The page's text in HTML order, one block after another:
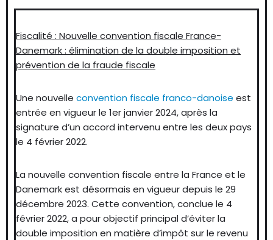
Fiscalité : Nouvelle convention fiscale France-
Danemark : élimination de la double imposition et
prévention de la fraude fiscale
Une nouvelle convention fiscale franco-danoise est
entrée en vigueur le 1er janvier 2024, après la
signature d’un accord intervenu entre les deux pays
le 4 février 2022.
La nouvelle convention fiscale entre la France et le
Danemark est désormais en vigueur depuis le 29
décembre 2023. Cette convention, conclue le 4
février 2022, a pour objectif principal d’éviter la
double imposition en matière d’impôt sur le revenu